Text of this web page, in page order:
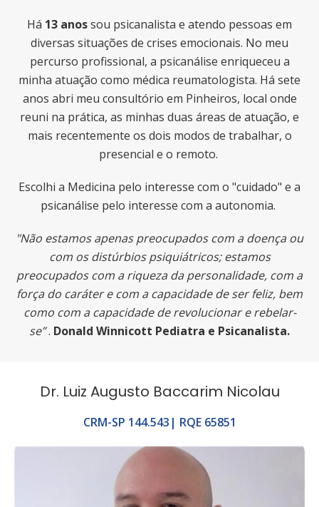
Há 13 anossou psicanalista e atendo pessoas em
diversas situações de crises emocionais. No meu
percurso profissional, a psicanálise enriqueceu a
minha atuação como médica reumatologista. Há sete
anos abri meu consultório em Pinheiros, local onde
reuni na prática, as minhas duas áreas de atuação, e
mais recentemente os dois modos de trabalhar, o
presencial e o remoto.
Escolhi a Medicina pelo interesse com o "cuidado" e a
psicanálise pelo interesse com a autonomia.
"Não estamos apenas preocupados com a doença ou
com os distúrbios psiquiátricos; estamos
preocupados com a riqueza da personalidade, com a
força do caráter e com a capacidade de ser feliz, bem
como com a capacidade de revolucionar e rebelar-
se”. Donald Winnicott Pediatra e Psicanalista.
Dr. Luiz Augusto Baccarim Nicolau
CRM-SP 144.543| RQE 65851